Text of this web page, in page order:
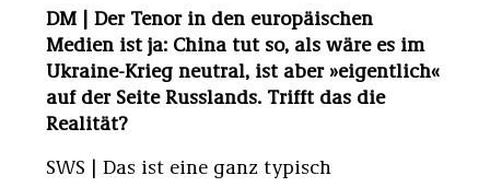
DM | Der Tenor in den europäischen
Medien ist ja: China tut so, als wäre es im
Ukraine-Krieg neutral, ist aber »eigentlich«
auf der Seite Russlands. Trifft das die
Realität?
SWS | Das ist eine ganz typisch